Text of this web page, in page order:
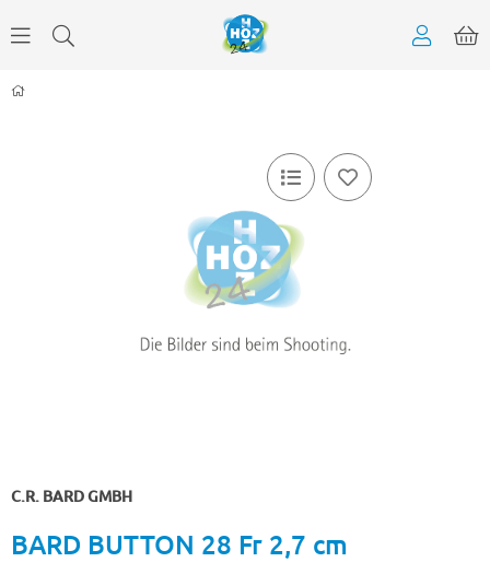
C.R. BARD GMBH
BARD BUTTON 28 Fr 2,7 cm